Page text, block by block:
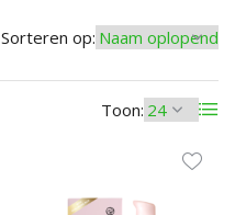
Toon:
Sorteren op: